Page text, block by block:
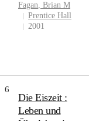
Fagan, Brian M
Prentice Hall
2001
6
Die Eiszeit :
Leben und